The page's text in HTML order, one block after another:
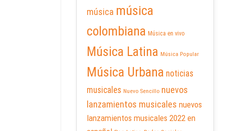
música música
colombiana Música en vivo
Música Latina Música Popular
Música Urbana noticias
musicales Nuevo Sencillo nuevos
lanzamientos musicales nuevos
lanzamientos musicales 2022 en